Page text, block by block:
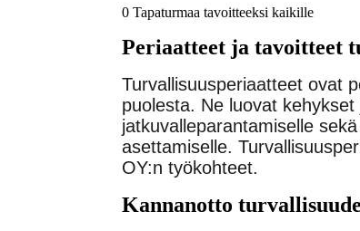
0 Tapaturmaa tavoitteeksi kaikille
Periaatteet ja tavoitteet
Turvallisuusperiaatteet ovat
puolesta. Ne luovat
jatkuvalleparantamiselle
asettamiselle.
OY:n työkohteet.
Kannanotto